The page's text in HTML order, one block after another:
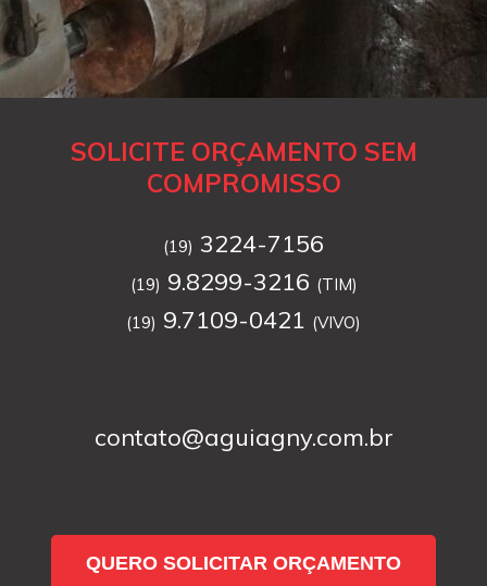
SOLICITE ORÇAMENTO SEM
COMPROMISSO
(19) 3224-7156
(19) 9.8299-3216 (TIM)
(19) 9.7109-0421 (VIVO)
contato@aguiagny.com.br
QUERO SOLICITAR ORÇAMENTO